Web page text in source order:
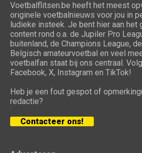
Voetbalflitsen.be heeft het meest
originele voetbalnieuws voor jou in
ludieke insteek. Je bent hier aan het
content rond o.a. de Jupiler Pro
buitenland, de Champions League,
Belgisch amateurvoetbal en veel
voetbalfan staat bij ons centraal.
Facebook, X, Instagram en TikTok!
Heb je een fout gespot of
redactie?
Contacteer ons!